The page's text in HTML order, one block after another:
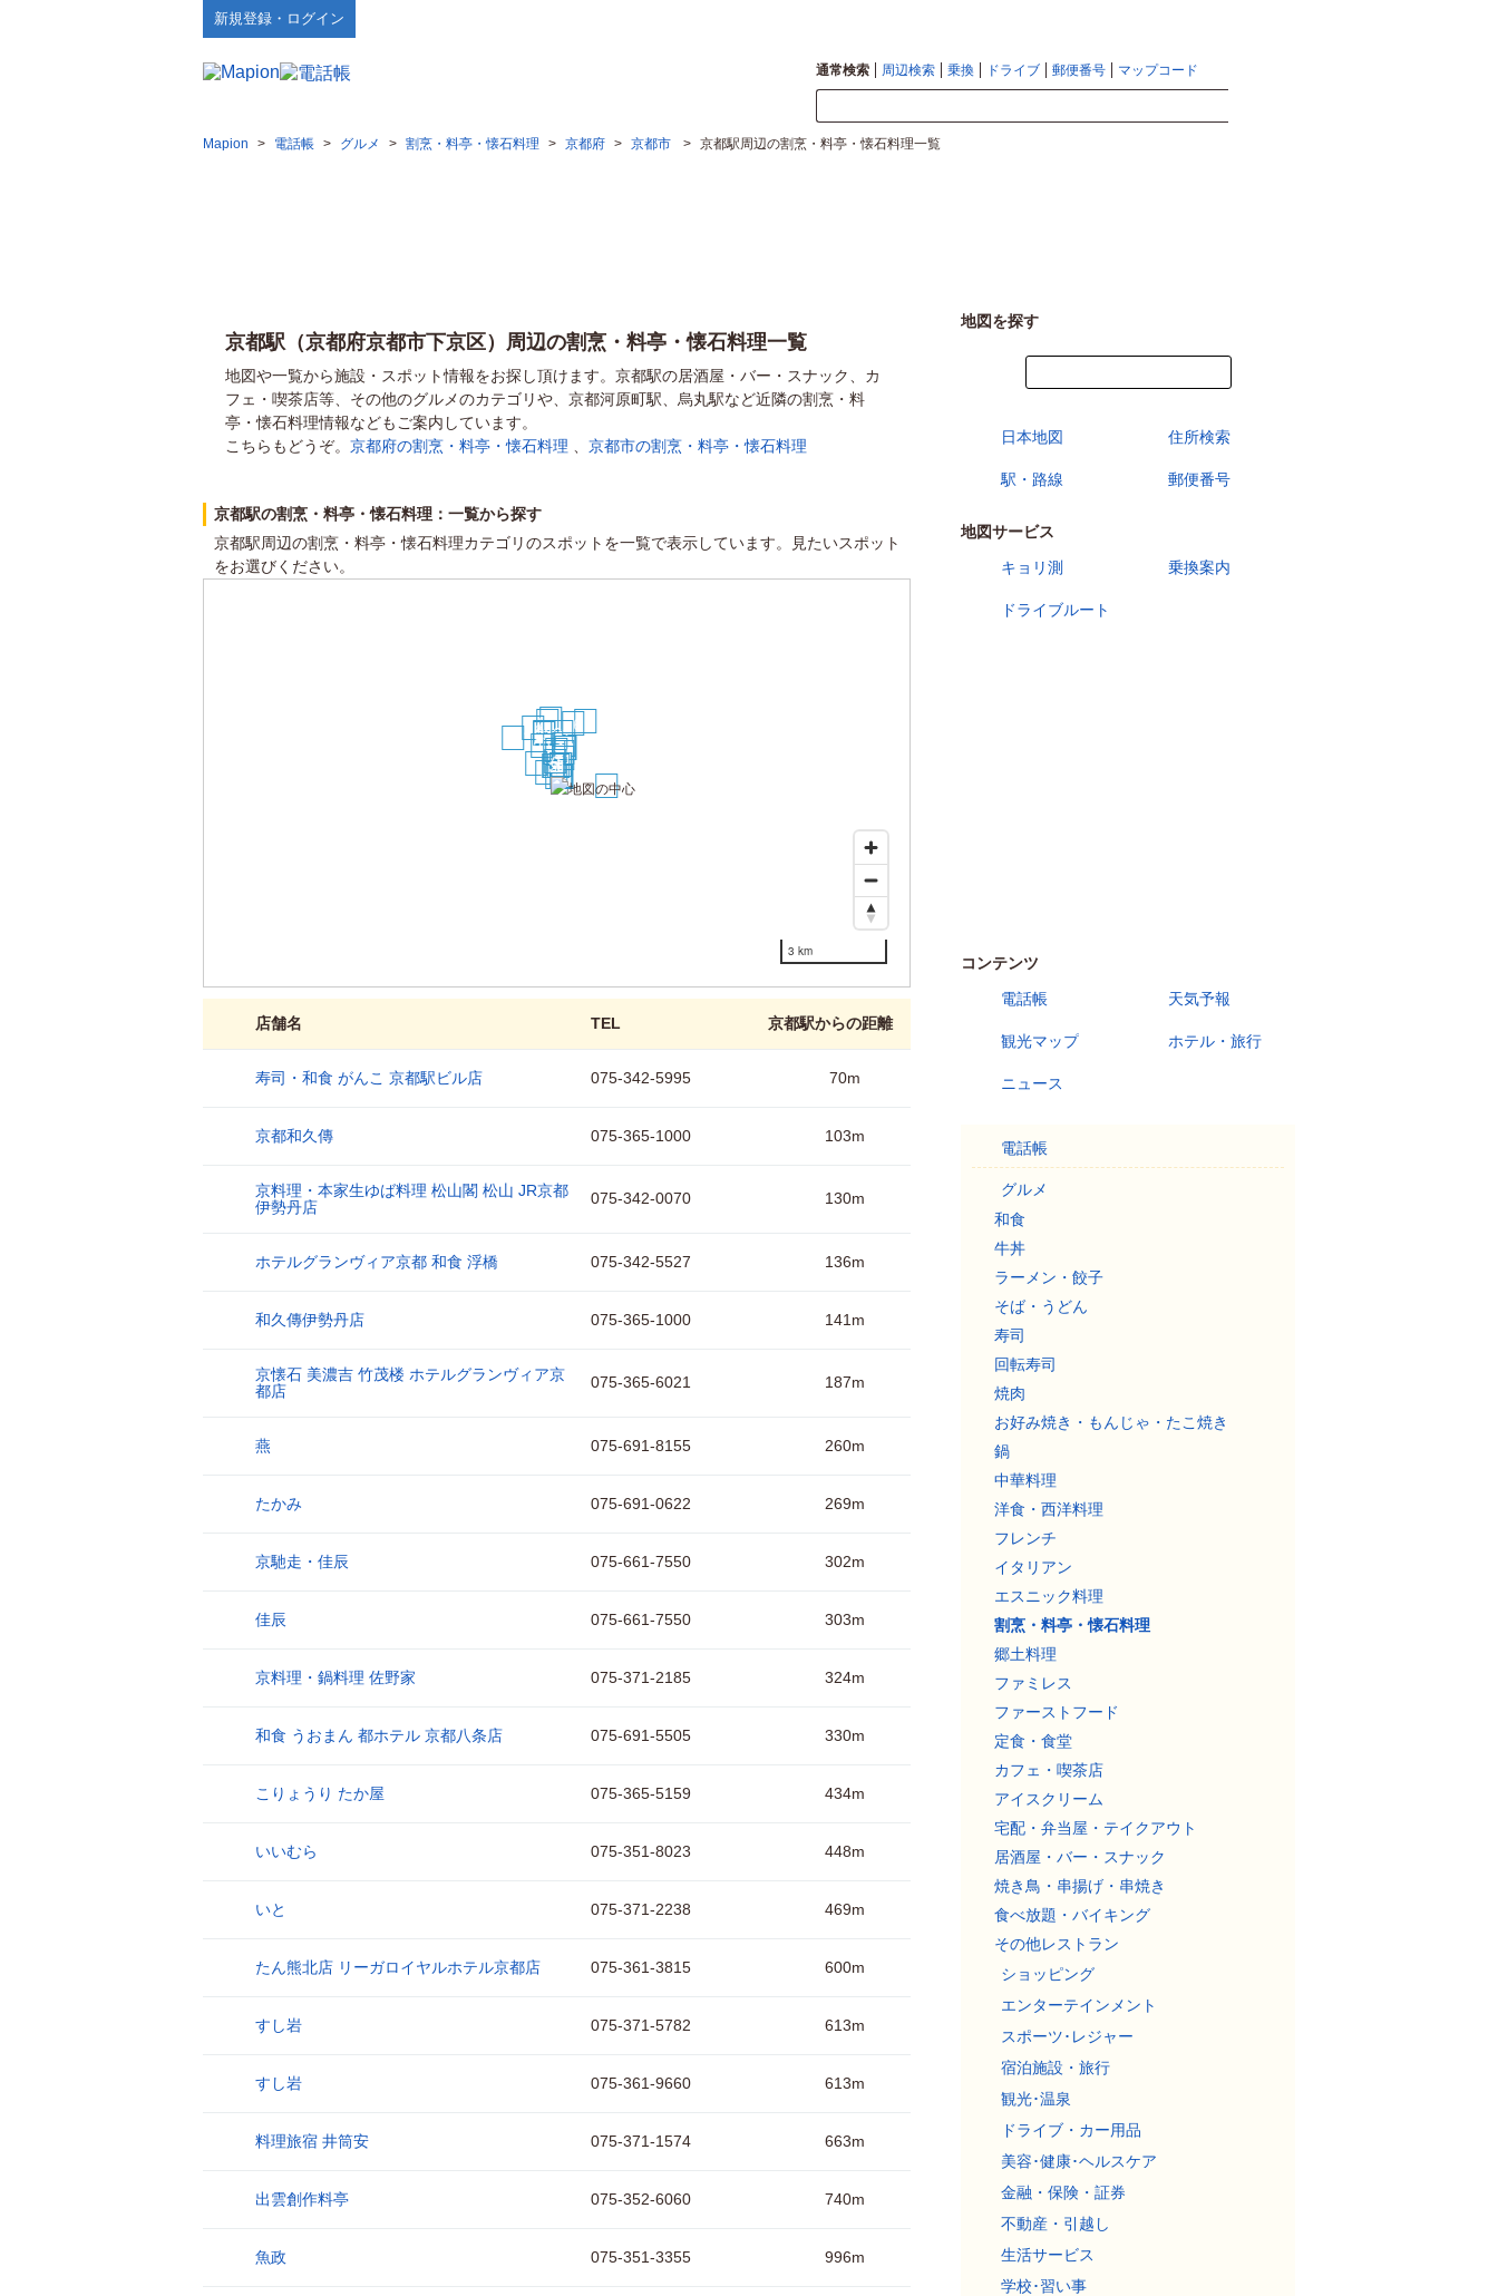
新規登録・ログイン
通常検索 周辺検索 乗換 ドライブ 郵便番号 マップコード
Mapion > 電話帳 > グルメ > 割烹・料亭・懐石料理 > 京都府 > 京都市 > 京都駅周辺の割烹・料亭・懐石料理一覧
京都駅（京都府京都市下京区）周辺の割烹・料亭・懐石料理一覧
地図や一覧から施設・スポット情報をお探し頂けます。京都駅の居酒屋・バー・スナック、カ
フェ・喫茶店等、その他のグルメのカテゴリや、京都河原町駅、烏丸駅など近隣の割烹・料
亭・懐石料理情報などもご案内しています。
こちらもどうぞ。 京都府の割烹・料亭・懐石料理 京都市の割烹・料亭・懐石料理
京都駅の割烹・料亭・懐石料理：一覧から探す
京都駅周辺の割烹・料亭・懐石料理カテゴリのスポットを一覧で表示しています。見たいスポット
をお選びください。
1
2
34
5
6
7
89
10
11
12
1314
15
16
17
18
19
20
21
22
23
2425 26
27
29
3 km
店舗名 TEL 京都駅からの距離
寿司・和食 がんこ 京都駅ビル店 075-342-5995 70m
京都和久傳 075-365-1000 103m
京料理・本家生ゆば料理 松山閣 松山 JR京都
伊勢丹店
075-342-0070 130m
ホテルグランヴィア京都 和食 浮橋 075-342-5527 136m
和久傳伊勢丹店 075-365-1000 141m
京懐石 美濃吉 竹茂楼 ホテルグランヴィア京
都店
075-365-6021 187m
燕 075-691-8155 260m
たかみ 075-691-0622 269m
京馳走・佳辰 075-661-7550 302m
佳辰 075-661-7550 303m
京料理・鍋料理 佐野家 075-371-2185 324m
和食 うおまん 都ホテル 京都八条店 075-691-5505 330m
こりょうり たか屋 075-365-5159 434m
いいむら 075-351-8023 448m
いと 075-371-2238 469m
たん熊北店 リーガロイヤルホテル京都店 075-361-3815 600m
すし岩 075-371-5782 613m
すし岩 075-361-9660 613m
料理旅宿 井筒安 075-371-1574 663m
出雲創作料亭 075-352-6060 740m
魚政 075-351-3355 996m
地図を探す
日本地図 住所検索
駅・路線 郵便番号
地図サービス
キョリ測
乗換案内
ドライブルート
コンテンツ
電話帳
天気予報
観光マップ ホテル・旅行
ニュース
電話帳
グルメ
和食
牛丼
ラーメン・餃子
そば・うどん
寿司
回転寿司
焼肉
お好み焼き・もんじゃ・たこ焼き
鍋
中華料理
洋食・西洋料理
フレンチ
イタリアン
エスニック料理
割烹・料亭・懐石料理
郷土料理
ファミレス
ファーストフード
定食・食堂
カフェ・喫茶店
アイスクリーム
宅配・弁当屋・テイクアウト
居酒屋・バー・スナック
焼き鳥・串揚げ・串焼き
食べ放題・バイキング
その他レストラン
ショッピング
エンターテインメント
スポーツ･レジャー
宿泊施設・旅行
観光･温泉
ドライブ・カー用品
美容･健康･ヘルスケア
金融・保険・証券
不動産・引越し
生活サービス
学校･習い事